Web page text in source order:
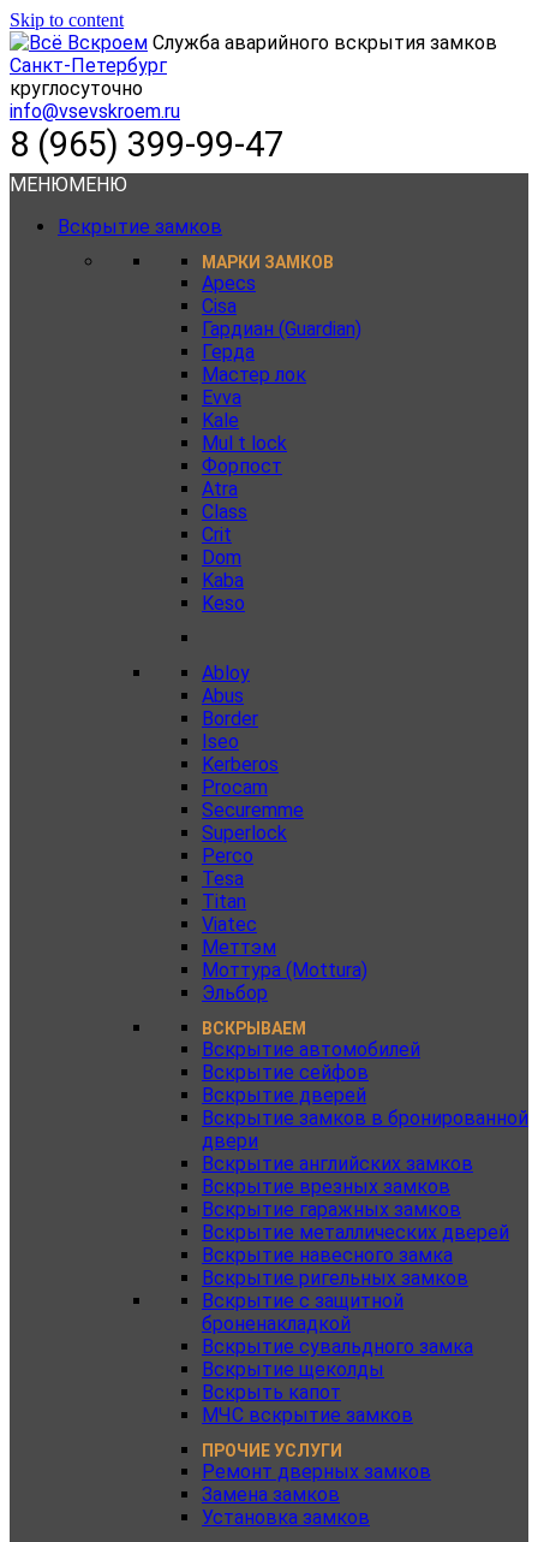
Skip to content
Служба аварийного вскрытия замков
Санкт-Петербург
круглосуточно
info@vsevskroem.ru
8 (965) 399-99-47
МЕНЮМЕНЮ
Вскрытие замков
МАРКИ ЗАМКОВ
Apecs
Cisa
Гардиан (Guardian)
Герда
Мастер лок
Evva
Kale
Mul t lock
Форпост
Atra
Class
Crit
Dom
Kaba
Keso
Abloy
Abus
Border
Iseo
Kerberos
Procam
Securemme
Superlock
Perco
Tesa
Titan
Viatec
Меттэм
Моттура (Mottura)
Эльбор
ВСКРЫВАЕМ
Вскрытие автомобилей
Вскрытие сейфов
Вскрытие дверей
Вскрытие замков в бронированной
двери
Вскрытие английских замков
Вскрытие врезных замков
Вскрытие гаражных замков
Вскрытие металлических дверей
Вскрытие навесного замка
Вскрытие ригельных замков
Вскрытие с защитной
броненакладкой
Вскрытие сувальдного замка
Вскрытие щеколды
Вскрыть капот
МЧС вскрытие замков
ПРОЧИЕ УСЛУГИ
Ремонт дверных замков
Замена замков
Установка замков